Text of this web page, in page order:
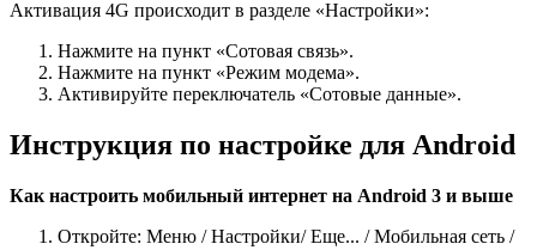
Активация 4G происходит в разделе «Настройки»:
Нажмите на пункт «Сотовая связь».
Нажмите на пункт «Режим модема».
Активируйте переключатель «Сотовые данные».
Инструкция по настройке для Android
Как настроить мобильный интернет на Android 3 и выше
Откройте: Меню / Настройки/ Еще... / Мобильная сеть /